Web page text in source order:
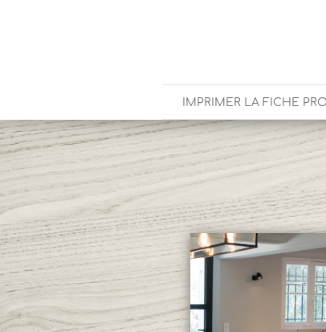
IMPRIMER LA FICHE